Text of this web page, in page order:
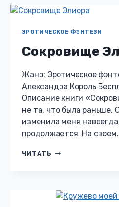
ЭРОТИЧЕСКОЕ ФЭНТЕЗИ
Сокровище
Жанр: Эротическое
Александра Король
Описание книги
не та, что была раньше.
изменила меня
продолжается. На
ЧИТАТЬ СОКРОВИЩЕ